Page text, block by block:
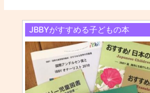
JBBYがすすめる子どもの本